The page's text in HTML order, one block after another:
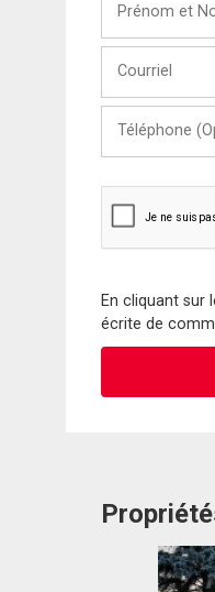
Nom
(Optionnel)
En cliquant
écrite de